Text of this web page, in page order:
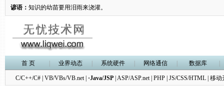
谚语： 知识的幼苗要用泪雨来浇灌。
首 页 业界动态 系统硬件 网络通信 数据库
C/C++/C# VB/VBs/VB.net| ·Java/JSP ASP/ASP.net| PHP JS/CSS/HTML 移动